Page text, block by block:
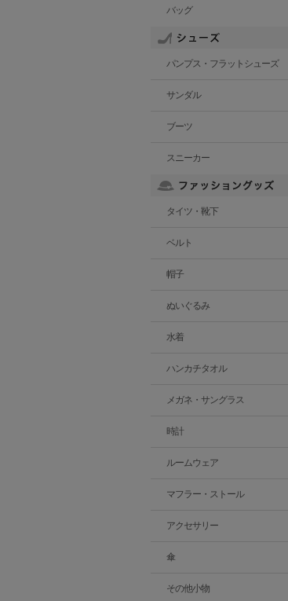
バッグ
パンプス・フラットシューズ
サンダル
ブーツ
スニーカー
タイツ・靴下
ベルト
帽子
ぬいぐるみ
水着
ハンカチタオル
メガネ・サングラス
時計
ルームウェア
マフラー・ストール
アクセサリー
傘
その他小物